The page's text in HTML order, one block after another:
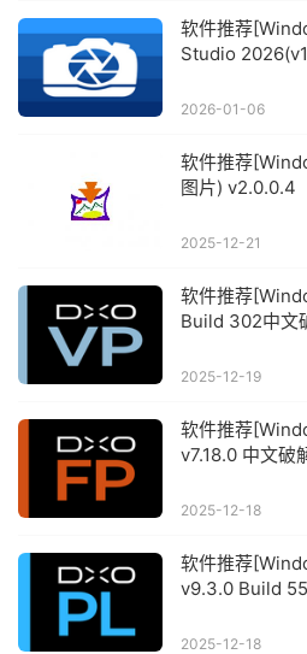
软件推荐
Studio
2026-01-06
软件推荐
图片) v2.0.0.4
2025-12-21
软件推荐
Build 302中文
2025-12-19
软件推荐
v7.18.0 中文破
2025-12-18
软件推荐
v9.3.0 Build
2025-12-18